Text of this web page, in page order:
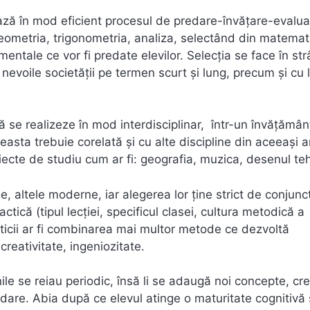
în mod eficient procesul de predare-învățare-
trigonometria, analiza, selectând din
ce vor fi predate elevilor. Selecția se face în
societății pe termen scurt și lung, precum și cu
se realizeze în mod interdisciplinar, într-un
trebuie corelată și cu alte discipline din aceeași
de studiu cum ar fi: geografia, muzica, desenul
altele moderne, iar alegerea lor ține strict de
(tipul lecției, specificul clasei, cultura metodică a
ar fi combinarea mai multor metode ce dezvoltă
ingeniozitate.
se reiau periodic, însă li se adaugă noi concepte,
Abia după ce elevul atinge o maturitate cognitivă